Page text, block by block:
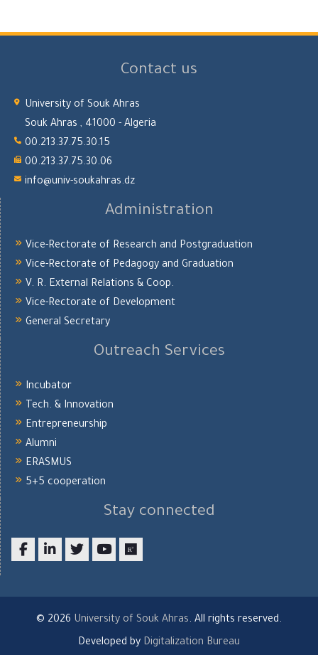
Contact us
University of Souk Ahras
Souk Ahras , 41000 - Algeria
00.213.37.75.30.15
00.213.37.75.30.06
info@univ-soukahras.dz
Administration
Vice-Rectorate of Research and Postgraduation
Vice-Rectorate of Pedagogy and Graduation
V. R. External Relations & Coop.
Vice-Rectorate of Development
General Secretary
Outreach Services
Incubator
Tech. & Innovation
Entrepreneurship
Alumni
ERASMUS
5+5 cooperation
Stay connected
© 2026 University of Souk Ahras. All rights reserved.
Developed by Digitalization Bureau